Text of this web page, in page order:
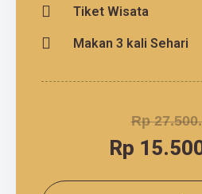
Tiket Wisata
Makan 3 kali Sehari
Rp
Rp